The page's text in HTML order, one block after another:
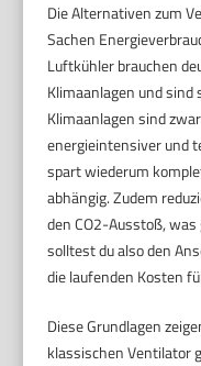
Die Alternativen zum
Sachen
Luftkühler brauchen
Klimaanlagen und
Klimaanlagen sind
energieintensiver und
spart wiederum
abhängig. Zudem
den CO2-Ausstoß,
solltest du also den
die laufenden Kosten
Diese Grundlagen
klassischen Ventilator